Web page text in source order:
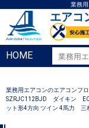
業務
エアコ
HOME
業務用エアコンのエアコンフ
SZRJC112BJD ダイキン
ット形4方向 ツイン 4馬力 三